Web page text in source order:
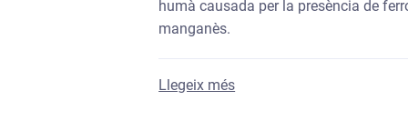
humà causada per la presència de
manganès.
Llegeix méssobre Dipsalut